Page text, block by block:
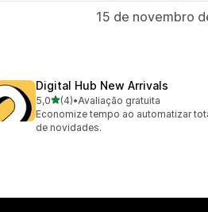
15 de novembro
Digital Hub New Arrivals
5,0de 5 estrelas
(4)
4 avaliações ao todo
•Avaliação gratuita
Economize tempo ao automatizar
de novidades.